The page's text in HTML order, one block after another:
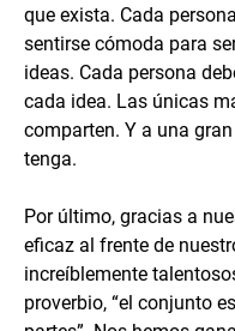
que exista. Cada
sentirse cómoda para
ideas. Cada persona
cada idea. Las únicas
comparten. Y a una
tenga.
Por último, gracias a
eficaz al frente de
increíblemente
proverbio, “el conjunto